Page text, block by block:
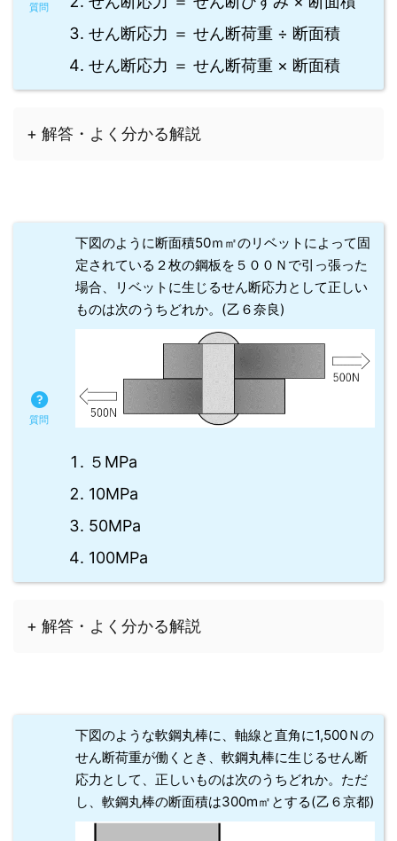
せん断応力 ＝ せん断荷重 ÷ 断面積
せん断応力 ＝ せん断荷重 × 断面積
+ 解答・よく分かる解説
下図のように断面積50ｍ㎡のリベットによって固
定されている２枚の鋼板を５００Ｎで引っ張った
場合、リベットに生じるせん断応力として正しい
ものは次のうちどれか。(乙６奈良)
５MPa
10MPa
50MPa
100MPa
+ 解答・よく分かる解説
下図のような軟鋼丸棒に、軸線と直角に1,500Ｎの
せん断荷重が働くとき、軟鋼丸棒に生じるせん断
応力として、正しいものは次のうちどれか。ただ
し、軟鋼丸棒の断面積は300m㎡とする(乙６京都)